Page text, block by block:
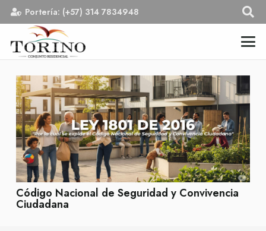
Portería: (+57) 314 7834948
Código Nacional de Seguridad y Convivencia
Ciudadana